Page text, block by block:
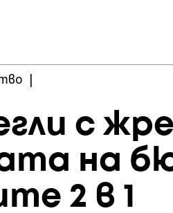
|
с
на
2 в 1